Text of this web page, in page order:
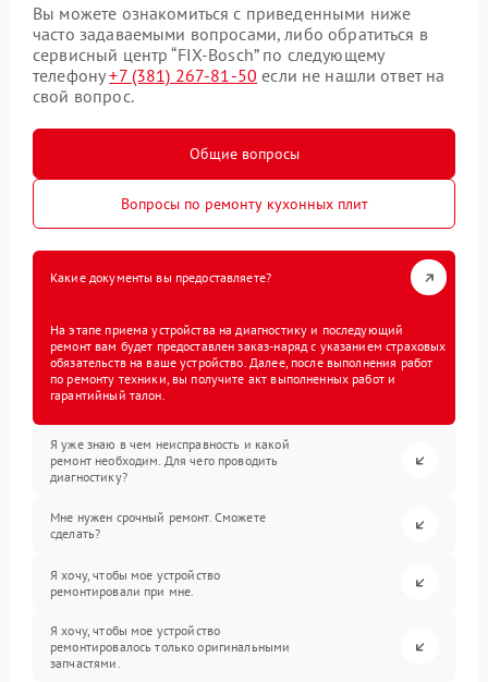
Вы можете ознакомиться с приведенными ниже
часто задаваемыми вопросами, либо обратиться в
сервисный центр “FIX-Bosch” по следующему
телефону+7 (381) 267-81-50 если не нашли ответ на
свой вопрос.
Общие вопросы
Вопросы по ремонту кухонных плит
Какие документы вы предоставляете?
На этапе приема устройства на диагностику и последующий
ремонт вам будет предоставлен заказ-наряд с указанием страховых
обязательств на ваше устройство. Далее, после выполнения работ
по ремонту техники, вы получите акт выполненных работ и
гарантийный талон.
Я уже знаю в чем неисправность и какой
ремонт необходим. Для чего проводить
диагностику?
Мне нужен срочный ремонт. Сможете
сделать?
Я хочу, чтобы мое устройство
ремонтировали при мне.
Я хочу, чтобы мое устройство
ремонтировалось только оригинальными
запчастями.